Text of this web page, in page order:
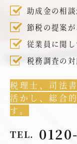
助成金の相
節税の提案が
従業員に関
税務調査の
税理士、司法
活かし、総合
す。
TEL.